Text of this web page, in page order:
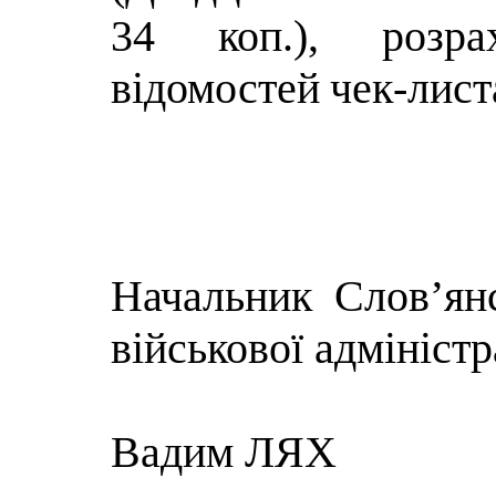
34 коп.),
відомостей чек-
Начальник
військової
Вадим ЛЯХ